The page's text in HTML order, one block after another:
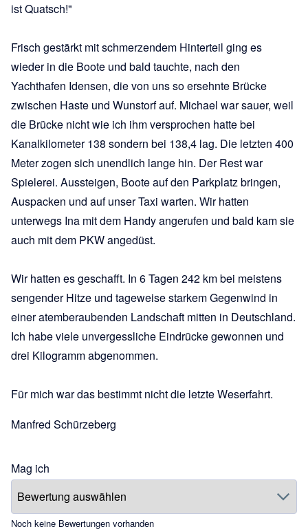
ist Quatsch!"
Frisch gestärkt mit schmerzendem Hinterteil ging es
wieder in die Boote und bald tauchte, nach den
Yachthafen Idensen, die von uns so ersehnte Brücke
zwischen Haste und Wunstorf auf. Michael war sauer, weil
die Brücke nicht wie ich ihm versprochen hatte bei
Kanalkilometer 138 sondern bei 138,4 lag. Die letzten 400
Meter zogen sich unendlich lange hin. Der Rest war
Spielerei. Aussteigen, Boote auf den Parkplatz bringen,
Auspacken und auf unser Taxi warten. Wir hatten
unterwegs Ina mit dem Handy angerufen und bald kam sie
auch mit dem PKW angedüst.
Wir hatten es geschafft. In 6 Tagen 242 km bei meistens
sengender Hitze und tageweise starkem Gegenwind in
einer atemberaubenden Landschaft mitten in Deutschland.
Ich habe viele unvergessliche Eindrücke gewonnen und
drei Kilogramm abgenommen.
Für mich war das bestimmt nicht die letzte Weserfahrt.
Manfred Schürzeberg
Mag ich
Noch keine Bewertungen vorhanden